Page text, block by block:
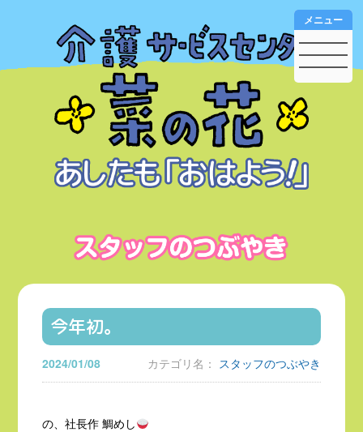
メニュー
今年初。
2024/01/08 カテゴリ名： スタッフのつぶやき
の、社長作 鯛めし